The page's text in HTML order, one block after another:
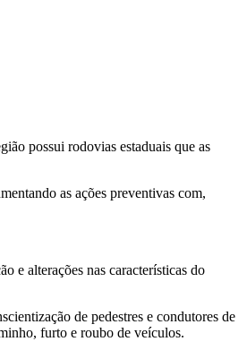
possui rodovias estaduais que as
as ações preventivas com,
e alterações nas características do
de pedestres e condutores de
furto e roubo de veículos.